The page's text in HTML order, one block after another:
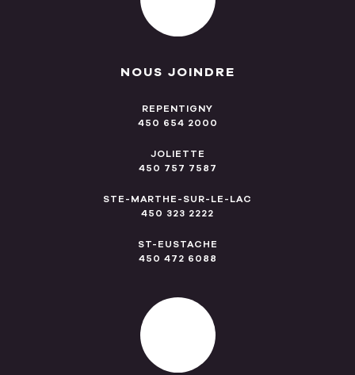
NOUS JOINDRE
REPENTIGNY
450 654 2000
JOLIETTE
450 757 7587
STE-MARTHE-SUR-LE-LAC
450 323 2222
ST-EUSTACHE
450 472 6088